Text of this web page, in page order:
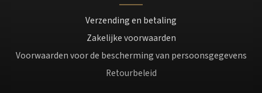
Verzending en betaling
Zakelijke voorwaarden
Voorwaarden voor de bescherming van persoonsgegevens
Retourbeleid